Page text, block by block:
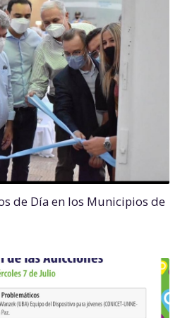
de Día en los Municipios de